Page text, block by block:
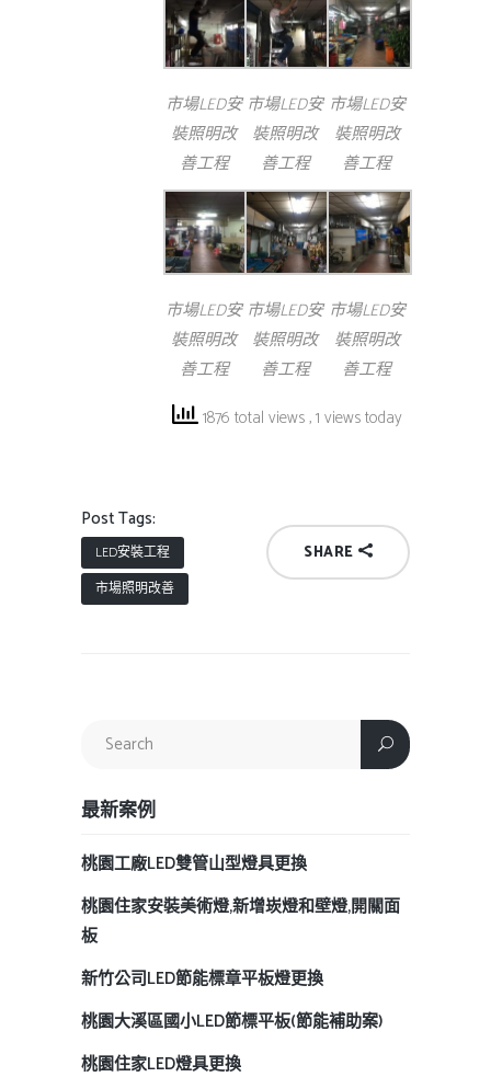
市場LED安
裝照明改
善工程
市場LED安
裝照明改
善工程
市場LED安
裝照明改
善工程
市場LED安
裝照明改
善工程
市場LED安
裝照明改
善工程
市場LED安
裝照明改
善工程
1876 total views, 1 views today
Post Tags:
LED安裝工程
市場照明改善
SHARE
最新案例
桃園工廠LED雙管山型燈具更換
桃園住家安裝美術燈,新增崁燈和壁燈,開關面
板
新竹公司LED節能標章平板燈更換
桃園大溪區國小LED節標平板(節能補助案)
桃園住家LED燈具更換